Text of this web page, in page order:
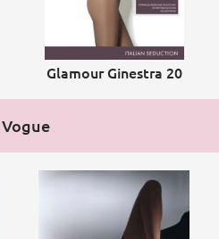
Glamour Ginestra 20